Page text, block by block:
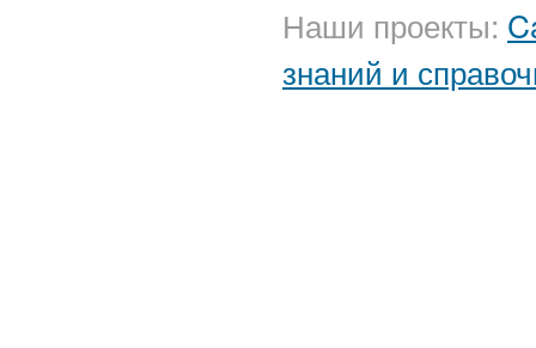
Наши проекты:
знаний и